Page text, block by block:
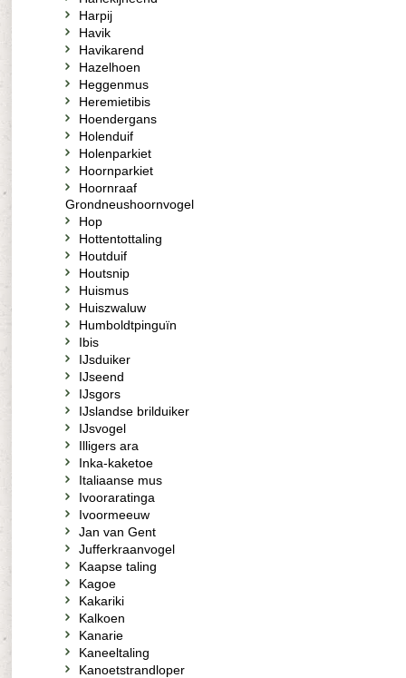
Harpij
Havik
Havikarend
Hazelhoen
Heggenmus
Heremietibis
Hoendergans
Holenduif
Holenparkiet
Hoornparkiet
Hoornraaf
Grondneushoornvogel
Hop
Hottentottaling
Houtduif
Houtsnip
Huismus
Huiszwaluw
Humboldtpinguïn
Ibis
IJsduiker
IJseend
IJsgors
IJslandse brilduiker
IJsvogel
Illigers ara
Inka-kaketoe
Italiaanse mus
Ivooraratinga
Ivoormeeuw
Jan van Gent
Jufferkraanvogel
Kaapse taling
Kagoe
Kakariki
Kalkoen
Kanarie
Kaneeltaling
Kanoetstrandloper